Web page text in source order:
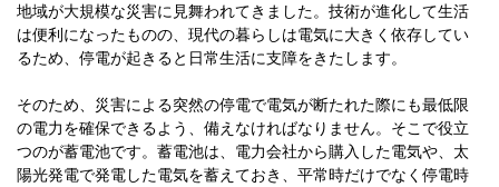
地域が大規模な災害に見舞われてきました。技術が進化して生活
は便利になったものの、現代の暮らしは電気に大きく依存してい
るため、停電が起きると日常生活に支障をきたします。
そのため、災害による突然の停電で電気が断たれた際にも最低限
の電力を確保できるよう、備えなければなりません。そこで役立
つのが蓄電池です。蓄電池は、電力会社から購入した電気や、太
陽光発電で発電した電気を蓄えておき、平常時だけでなく停電時